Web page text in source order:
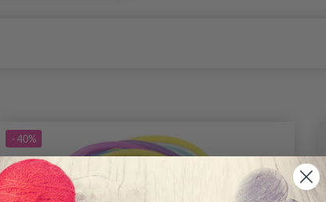
- 40%